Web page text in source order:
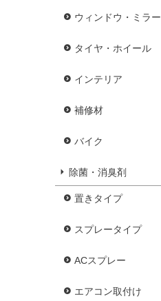
ウィンドウ・ミラー
タイヤ・ホイール
インテリア
補修材
バイク
除菌・消臭剤
置きタイプ
スプレータイプ
ACスプレー
エアコン取付け